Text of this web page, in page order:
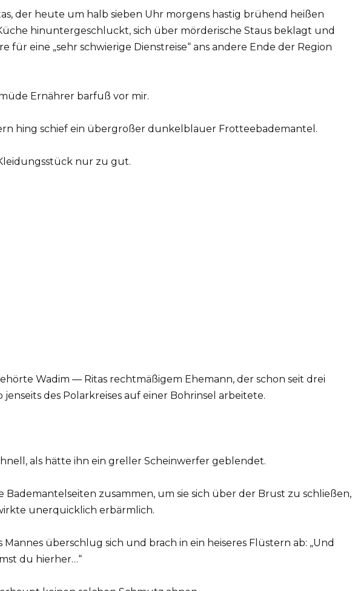
der heute um halb sieben Uhr morgens hastig brühend heißen
hinuntergeschluckt, sich über mörderische Staus beklagt und
für eine „sehr schwierige Dienstreise“ ans andere Ende der Region
Ernährer barfuß vor mir.
hing schief ein übergroßer dunkelblauer Frotteebademantel.
nur zu gut.
Wadim — Ritas rechtmäßigem Ehemann, der schon seit drei
des Polarkreises auf einer Bohrinsel arbeitete.
als hätte ihn ein greller Scheinwerfer geblendet.
Bademantelseiten zusammen, um sie sich über der Brust zu schließen,
unerquicklich erbärmlich.
Mannes überschlug sich und brach in ein heiseres Flüstern ab: „Und
du hierher…“